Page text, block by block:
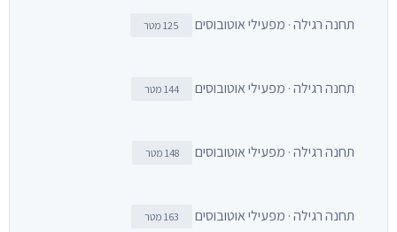
תחנה רגילה · מפעילי אוטובוסים 125 מטר
תחנה רגילה · מפעילי אוטובוסים 144 מטר
תחנה רגילה · מפעילי אוטובוסים 148 מטר
תחנה רגילה · מפעילי אוטובוסים 163 מטר